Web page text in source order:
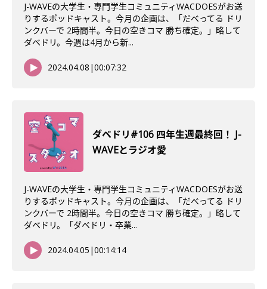
J-WAVEの大学生・専門学生コミュニティWACDOESがお送
りするポッドキャスト。今月の企画は、「だべってる ドリ
ンクバーで 2時間半。今日の空きコマ 勝ち確定。」略して
ダベドリ。今週は4月から新...
2024.04.08 |00:07:32
ダベドリ#106 四年生週最終回！ J-
WAVEとラジオ愛
J-WAVEの大学生・専門学生コミュニティWACDOESがお送
りするポッドキャスト。今月の企画は、「だべってる ドリ
ンクバーで 2時間半。今日の空きコマ 勝ち確定。」略して
ダベドリ。「ダベドリ・卒業...
2024.04.05 |00:14:14